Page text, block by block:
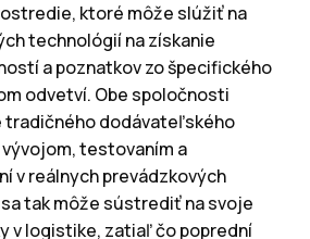
ktoré môže slúžiť na
technológií na získanie
a poznatkov zo špecifického
odvetví. Obe spoločnosti
tradičného dodávateľského
testovaním a
v reálnych prevádzkových
sa tak môže sústrediť na svoje
v logistike, zatiaľ čo poprední